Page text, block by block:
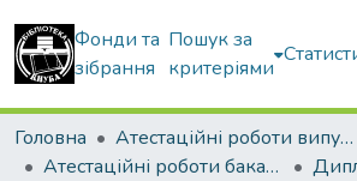
Фонди та
зібрання
Пошук за
критеріями
Головна
Атестаційні роботи випускників
Атестаційні роботи бакалаврів